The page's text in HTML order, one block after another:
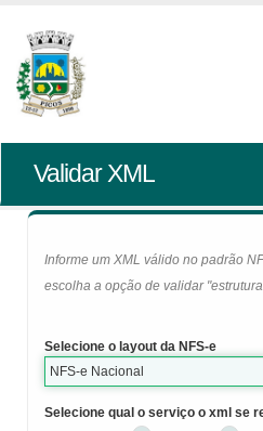
Validar XML
Informe um XML válido no padrão
escolha a opção de validar
Selecione o layout da NFS-e
NFS-e Nacional
Selecione qual o serviço o xml se